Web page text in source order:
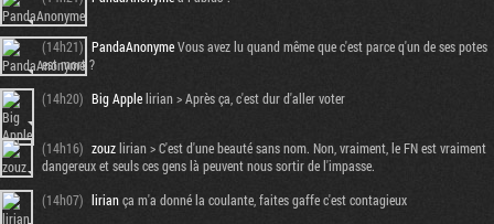
(14h21) PandaAnonymeVous avez lu quand même que c'est parce q'un de ses potes
est mort ?
(14h20) Big Applelirian > Après ça, c'est dur d'aller voter
(14h16) zouzlirian > C'est d'une beauté sans nom. Non, vraiment, le FN est vraiment
dangereux et seuls ces gens là peuvent nous sortir de l'impasse.
(14h07) liriança m'a donné la coulante, faites gaffe c'est contagieux